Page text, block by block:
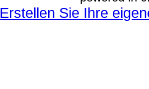
Erstellen Sie Ihre